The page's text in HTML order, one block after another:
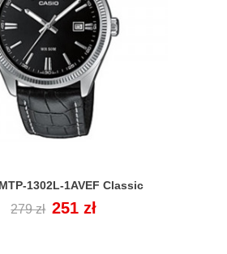
1302L-1AVEF Classic
Cena
279 zł Cena
251 zł
